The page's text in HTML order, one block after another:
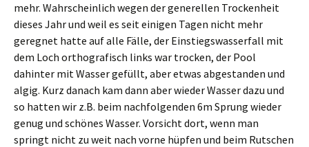
mehr. Wahrscheinlich wegen der generellen Trockenheit
dieses Jahr und weil es seit einigen Tagen nicht mehr
geregnet hatte auf alle Fälle, der Einstiegswasserfall mit
dem Loch orthografisch links war trocken, der Pool
dahinter mit Wasser gefüllt, aber etwas abgestanden und
algig. Kurz danach kam dann aber wieder Wasser dazu und
so hatten wir z.B. beim nachfolgenden 6m Sprung wieder
genug und schönes Wasser. Vorsicht dort, wenn man
springt nicht zu weit nach vorne hüpfen und beim Rutschen